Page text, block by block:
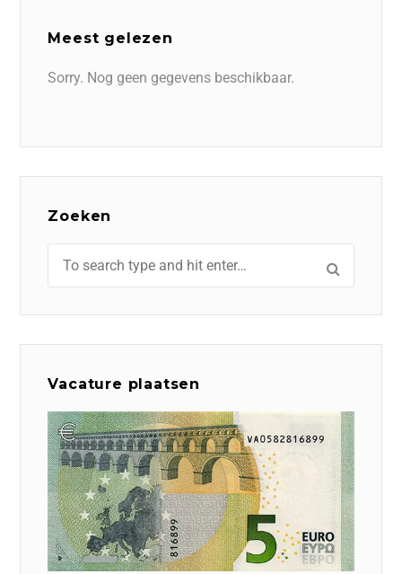
Meest gelezen
Sorry. Nog geen gegevens beschikbaar.
Zoeken
Vacature plaatsen